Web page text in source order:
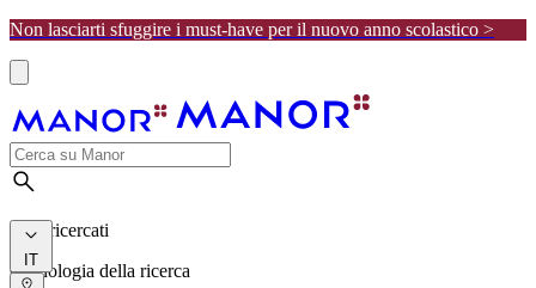
Non lasciarti sfuggire i must-have per il nuovo anno scolastico >
I più ricercati
Cronologia della ricerca
IT